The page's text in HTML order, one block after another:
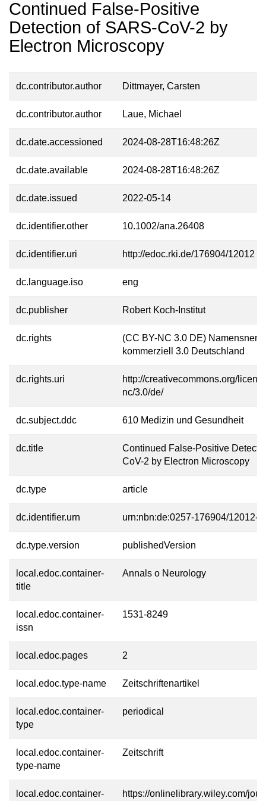
Continued False-Positive
Detection of SARS-CoV-2 by
Electron Microscopy
dc.contributor.author Dittmayer, Carsten
dc.contributor.author Laue, Michael
dc.date.accessioned 2024-08-28T16:48:26Z
dc.date.available 2024-08-28T16:48:26Z
dc.date.issued 2022-05-14
dc.identifier.other 10.1002/ana.26408
dc.identifier.uri http://edoc.rki.de/176904/12012
dc.language.iso eng
dc.publisher Robert Koch-Institut
dc.rights
(CC BY-NC 3.0 DE)
kommerziell 3.0 Deutschland
dc.rights.uri
http://creativecommons.org/
nc/3.0/de/
dc.subject.ddc 610 Medizin und Gesundheit
dc.title
Continued False-Positive
CoV-2 by Electron Microscopy
dc.type article
dc.identifier.urn urn:nbn:de:0257-176904/12012-8
dc.type.version publishedVersion
local.edoc.container-
title
Annals o Neurology
local.edoc.container-
issn
1531-8249
local.edoc.pages 2
local.edoc.type-name Zeitschriftenartikel
local.edoc.container-
type
periodical
local.edoc.container-
type-name
Zeitschrift
local.edoc.container-
https://onlinelibrary.wiley.com/